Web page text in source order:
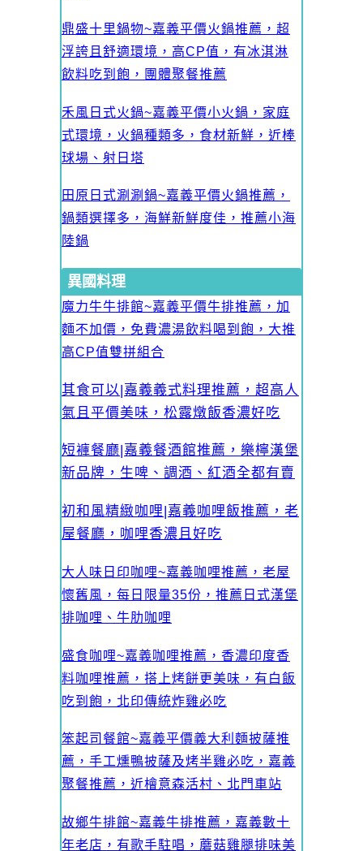
鼎盛十里鍋物~嘉義平價火鍋推薦，超
浮誇且舒適環境，高CP值，有冰淇淋
飲料吃到飽，團體聚餐推薦
禾風日式火鍋~嘉義平價小火鍋，家庭
式環境，火鍋種類多，食材新鮮，近棒
球場、射日塔
田原日式涮涮鍋~嘉義平價火鍋推薦，
鍋類選擇多，海鮮新鮮度佳，推薦小海
陸鍋
異國料理
魔力牛牛排館~嘉義平價牛排推薦，加
麵不加價，免費濃湯飲料喝到飽，大推
高CP值雙拼組合
其食可以|嘉義義式料理推薦，超高人
氣且平價美味，松露燉飯香濃好吃
短褲餐廳|嘉義餐酒館推薦，樂檸漢堡
新品牌，生啤、調酒、紅酒全都有賣
初和風精緻咖哩|嘉義咖哩飯推薦，老
屋餐廳，咖哩香濃且好吃
大人味日印咖哩~嘉義咖哩推薦，老屋
懷舊風，每日限量35份，推薦日式漢堡
排咖哩、牛肋咖哩
盛食咖哩~嘉義咖哩推薦，香濃印度香
料咖哩推薦，搭上烤餅更美味，有白飯
吃到飽，北印傳統炸雞必吃
笨起司餐館~嘉義平價義大利麵披薩推
薦，手工燻鴨披薩及烤半雞必吃，嘉義
聚餐推薦，近檜意森活村、北門車站
故鄉牛排館~嘉義牛排推薦，嘉義數十
年老店，有歌手駐唱，蘑菇雞腿排味美